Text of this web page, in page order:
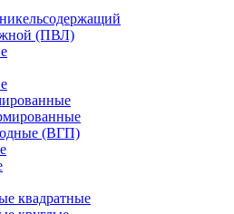
(ПВЛ)
(ВГП)
квадратные